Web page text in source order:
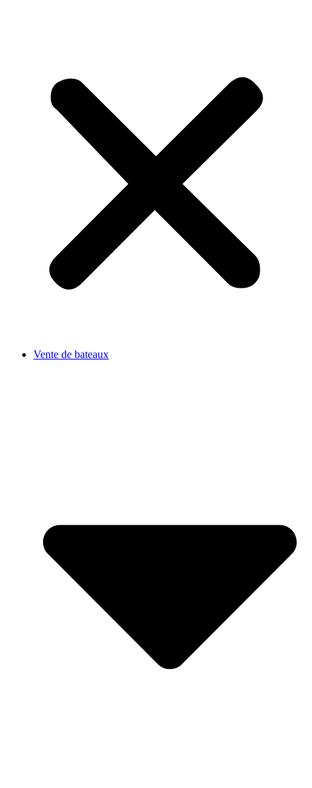
Vente de bateaux